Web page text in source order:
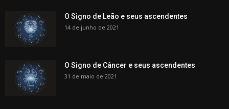
O Signo de Leão e seus ascendentes
14 de junho de 2021
O Signo de Câncer e seus ascendentes
31 de maio de 2021